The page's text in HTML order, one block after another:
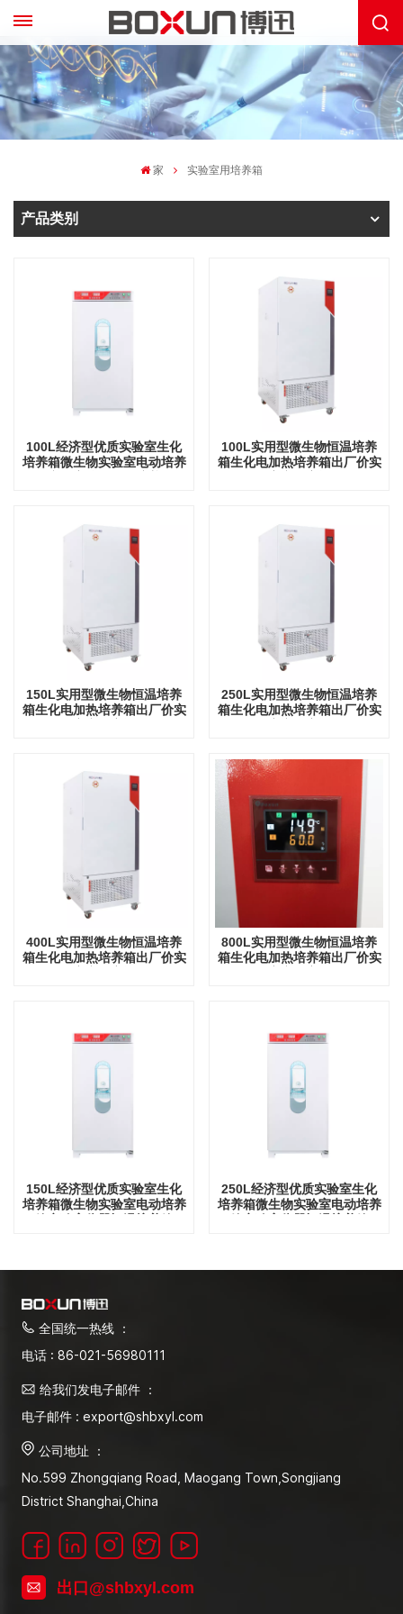
家 实验室用培养箱
产品类别
100L经济型优质实验室生化
培养箱微生物实验室电动培养
100L实用型微生物恒温培养
箱生化电加热培养箱出厂价实
150L实用型微生物恒温培养
箱生化电加热培养箱出厂价实
250L实用型微生物恒温培养
箱生化电加热培养箱出厂价实
400L实用型微生物恒温培养
箱生化电加热培养箱出厂价实
800L实用型微生物恒温培养
箱生化电加热培养箱出厂价实
150L经济型优质实验室生化
培养箱微生物实验室电动培养
250L经济型优质实验室生化
培养箱微生物实验室电动培养
全国统一热线 ：
电话 : 86-021-56980111
给我们发电子邮件 ：
电子邮件 : export@shbxyl.com
公司地址 ：
No.599 Zhongqiang Road, Maogang Town,Songjiang
District Shanghai,China
出口@shbxyl.com